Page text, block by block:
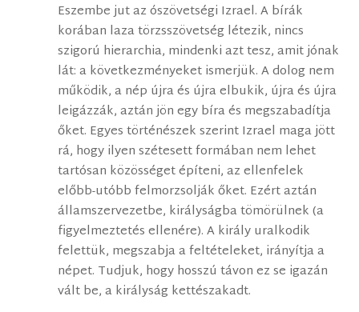
Eszembe jut az ószövetségi Izrael. A bírák
korában laza törzsszövetség létezik, nincs
szigorú hierarchia, mindenki azt tesz, amit jónak
lát: a következményeket ismerjük. A dolog nem
működik, a nép újra és újra elbukik, újra és újra
leigázzák, aztán jön egy bíra és megszabadítja
őket. Egyes történészek szerint Izrael maga jött
rá, hogy ilyen szétesett formában nem lehet
tartósan közösséget építeni, az ellenfelek
előbb-utóbb felmorzsolják őket. Ezért aztán
államszervezetbe, királyságba tömörülnek (a
figyelmeztetés ellenére). A király uralkodik
felettük, megszabja a feltételeket, irányítja a
népet. Tudjuk, hogy hosszú távon ez se igazán
vált be, a királyság kettészakadt.